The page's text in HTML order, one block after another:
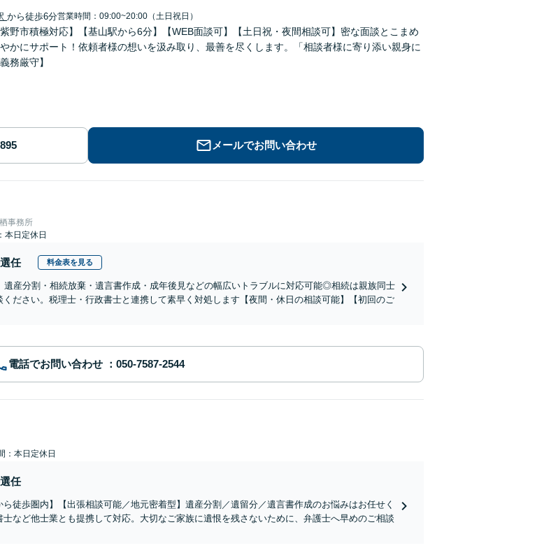
から徒歩6分営業時間：09:00~20:00（土日祝日）
紫野市積極対応】【基山駅から6分】【WEB面談可】【土日祝・夜間相談可】密な面談とこまめ
かにサポート！依頼者様の想いを汲み取り、最善を尽くします。「相談者様に寄り添い親身に
務厳守】
メールでお問い合わせ
事務所
本日定休日
任 料金表を見る
遺産分割・相続放棄・遺言書作成・成年後見などの幅広いトラブルに対応可能◎相続は親族同士
ださい。税理士・行政書士と連携して素早く対処します【夜間・休日の相談可能】【初回のご
電話でお問い合わせ
：本日定休日
任
ら徒歩圏内】【出張相談可能／地元密着型】遺産分割／遺留分／遺言書作成のお悩みはお任せく
士など他士業とも提携して対応。大切なご家族に遺恨を残さないために、弁護士へ早めのご相談